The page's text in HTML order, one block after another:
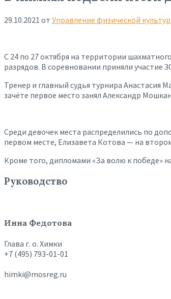
29.10.2021 от Управление физической
С 24 по 27 октября на территории
разрядов. В соревновании приняли участие
Тренер и главный судья турнира
зачёте первое место занял Александр
Среди девочек места распределились по
первом месте, Елизавета Котова — на
Кроме того, дипломами «За волю к победе»
Руководство
Инна Федотова
Глава г. о. Химки
+7 (495) 793-01-01
himki@mosreg.ru